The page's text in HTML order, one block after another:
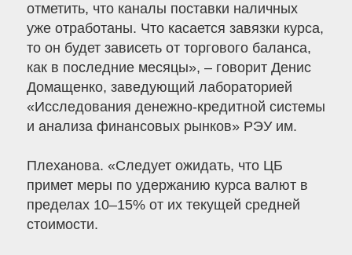
отметить, что каналы поставки наличных
уже отработаны. Что касается завязки курса,
то он будет зависеть от торгового баланса,
как в последние месяцы», – говорит Денис
Домащенко, заведующий лабораторией
«Исследования денежно-кредитной системы
и анализа финансовых рынков» РЭУ им.
Плеханова. «Следует ожидать, что ЦБ
примет меры по удержанию курса валют в
пределах 10–15% от их текущей средней
стоимости.